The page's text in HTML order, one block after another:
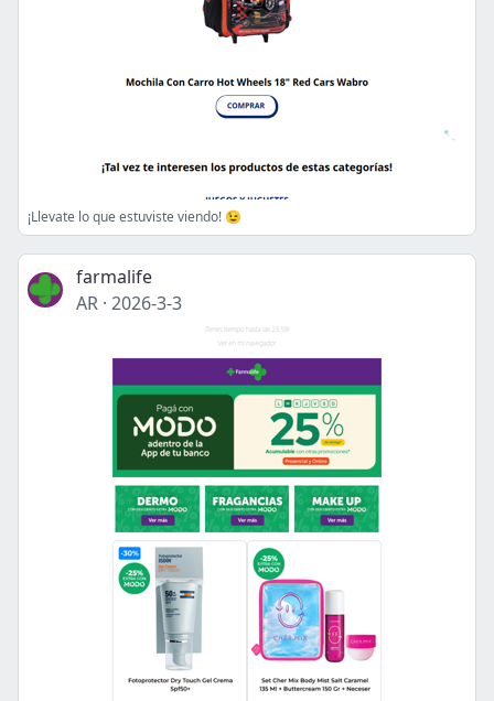
¡Llevate lo que estuviste viendo! 😉
farmalife
AR · 2026-3-3